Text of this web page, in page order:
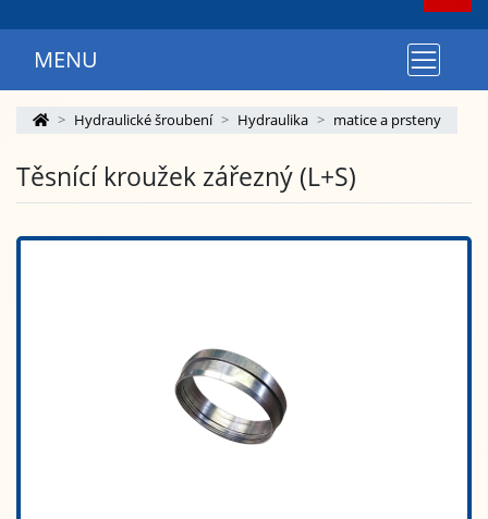
MENU
Hydraulické šroubení Hydraulika matice a prsteny
Těsnící kroužek zářezný (L+S)